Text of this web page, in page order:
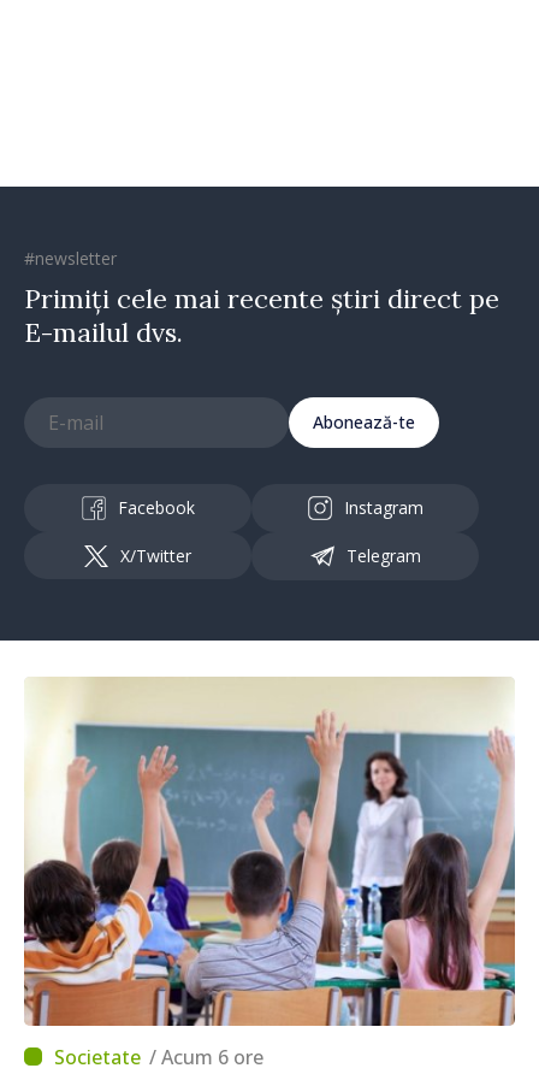
#newsletter
Primiți cele mai recente știri direct pe
E-mailul dvs.
Abonează-te
Facebook Instagram
X/Twitter Telegram
/ Acum 6 ore